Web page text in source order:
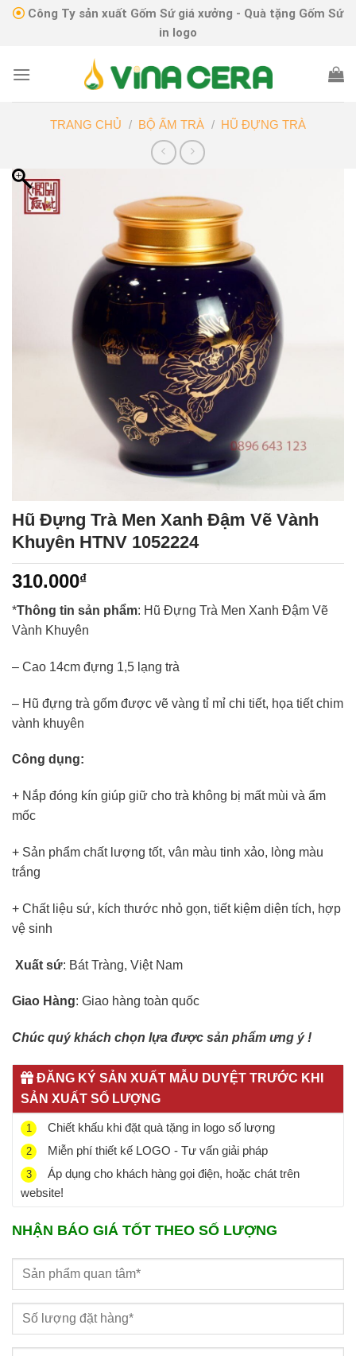
Skip Công Ty sản xuất Gốm Sứ giá xưởng - Quà tặng Gốm Sứ
in logo
TRANG CHỦ / BỘ ẤM TRÀ / HŨ ĐỰNG TRÀ
Hũ Đựng Trà Men Xanh Đậm Vẽ Vành
Khuyên HTNV 1052224
310.000₫
*Thông tin sản phẩm: Hũ Đựng Trà Men Xanh Đậm Vẽ
Vành Khuyên
– Cao 14cm đựng 1,5 lạng trà
– Hũ đựng trà gốm được vẽ vàng tỉ mỉ chi tiết, họa tiết chim
vành khuyên
Công dụng:
+ Nắp đóng kín giúp giữ cho trà không bị mất mùi và ẩm
mốc
+ Sản phẩm chất lượng tốt, vân màu tinh xảo, lòng màu
trắng
+ Chất liệu sứ, kích thước nhỏ gọn, tiết kiệm diện tích, hợp
vệ sinh
Xuất sứ: Bát Tràng, Việt Nam
Giao Hàng: Giao hàng toàn quốc
Chúc quý khách chọn lựa được sản phẩm ưng ý !
ĐĂNG KÝ SẢN XUẤT MẪU DUYỆT TRƯỚC KHI
SẢN XUẤT SỐ LƯỢNG
1 Chiết khấu khi đặt quà tặng in logo số lượng
2 Miễn phí thiết kế LOGO - Tư vấn giải pháp
3
Áp dụng cho khách hàng gọi điện, hoặc chát trên
website!
NHẬN BÁO GIÁ TỐT THEO SỐ LƯỢNG